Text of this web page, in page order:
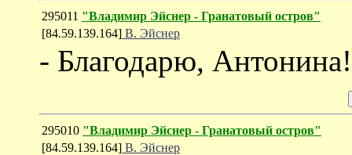
295011 "Владимир Эйснер - Гранатовый остров"
[84.59.139.164] В. Эйснер
- Благодарю, Антонина!
295010 "Владимир Эйснер - Гранатовый остров"
[84.59.139.164] В. Эйснер